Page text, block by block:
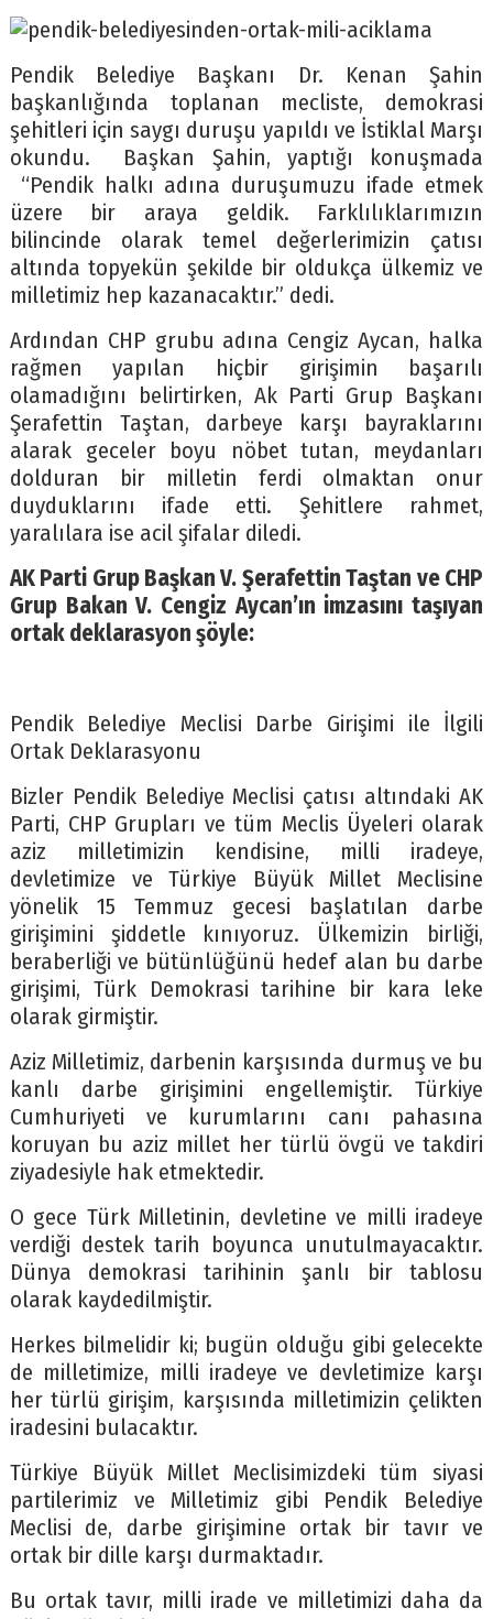
Pendik Belediye Başkanı Dr. Kenan Şahin
başkanlığında toplanan mecliste, demokrasi
şehitleri için saygı duruşu yapıldı ve İstiklal Marşı
okundu. Başkan Şahin, yaptığı konuşmada
“Pendik halkı adına duruşumuzu ifade etmek
üzere bir araya geldik. Farklılıklarımızın
bilincinde olarak temel değerlerimizin çatısı
altında topyekün şekilde bir oldukça ülkemiz ve
milletimiz hep kazanacaktır.” dedi.
Ardından CHP grubu adına Cengiz Aycan, halka
rağmen yapılan hiçbir girişimin başarılı
olamadığını belirtirken, Ak Parti Grup Başkanı
Şerafettin Taştan, darbeye karşı bayraklarını
alarak geceler boyu nöbet tutan, meydanları
dolduran bir milletin ferdi olmaktan onur
duyduklarını ifade etti. Şehitlere rahmet,
yaralılara ise acil şifalar diledi.
AK Parti Grup Başkan V. Şerafettin Taştan ve CHP
Grup Bakan V. Cengiz Aycan’ın imzasını taşıyan
ortak deklarasyon şöyle:
Pendik Belediye Meclisi Darbe Girişimi ile İlgili
Ortak Deklarasyonu
Bizler Pendik Belediye Meclisi çatısı altındaki AK
Parti, CHP Grupları ve tüm Meclis Üyeleri olarak
aziz milletimizin kendisine, milli iradeye,
devletimize ve Türkiye Büyük Millet Meclisine
yönelik 15 Temmuz gecesi başlatılan darbe
girişimini şiddetle kınıyoruz. Ülkemizin birliği,
beraberliği ve bütünlüğünü hedef alan bu darbe
girişimi, Türk Demokrasi tarihine bir kara leke
olarak girmiştir.
Aziz Milletimiz, darbenin karşısında durmuş ve bu
kanlı darbe girişimini engellemiştir. Türkiye
Cumhuriyeti ve kurumlarını canı pahasına
koruyan bu aziz millet her türlü övgü ve takdiri
ziyadesiyle hak etmektedir.
O gece Türk Milletinin, devletine ve milli iradeye
verdiği destek tarih boyunca unutulmayacaktır.
Dünya demokrasi tarihinin şanlı bir tablosu
olarak kaydedilmiştir.
Herkes bilmelidir ki; bugün olduğu gibi gelecekte
de milletimize, milli iradeye ve devletimize karşı
her türlü girişim, karşısında milletimizin çelikten
iradesini bulacaktır.
Türkiye Büyük Millet Meclisimizdeki tüm siyasi
partilerimiz ve Milletimiz gibi Pendik Belediye
Meclisi de, darbe girişimine ortak bir tavır ve
ortak bir dille karşı durmaktadır.
Bu ortak tavır, milli irade ve milletimizi daha da